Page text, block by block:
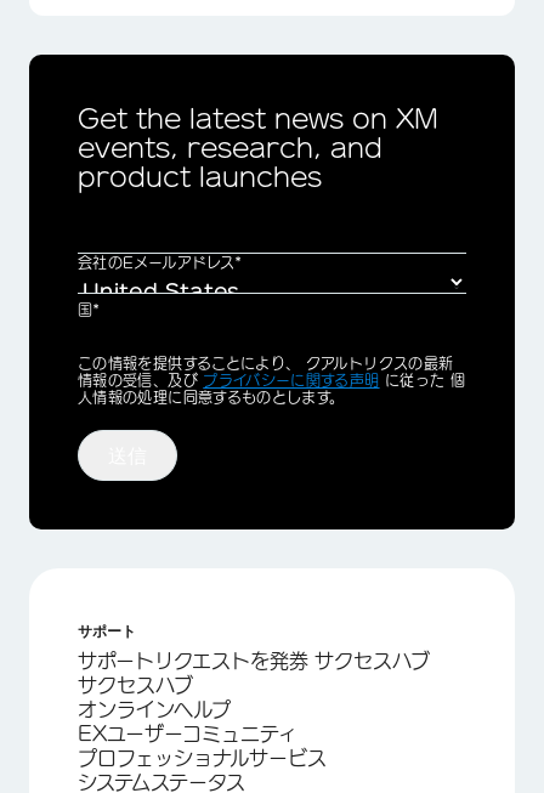
Get the latest news on XM
events, research, and
product launches
会社のEメールアドレス*
国*
Privacy
Optin
この情報を提供することにより、 クアルトリクスの最新
情報の受信、及び プライバシーに関する声明 に従った 個
人情報の処理に同意するものとします。
サポート
サポートリクエストを発券 サクセスハブ
サクセスハブ
オンラインヘルプ
EXユーザーコミュニティ
プロフェッショナルサービス
システムステータス